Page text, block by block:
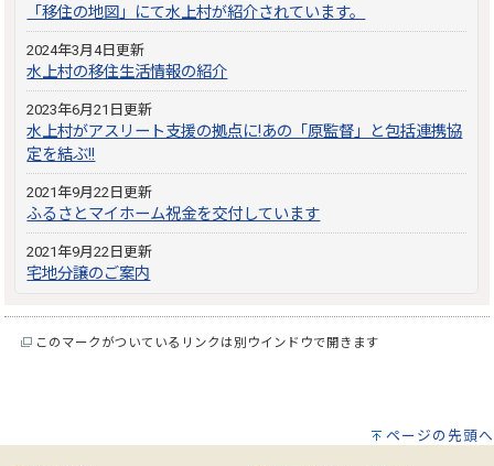
「移住の地図」にて水上村が紹介されています。
2024年3月4日更新
水上村の移住生活情報の紹介
2023年6月21日更新
水上村がアスリート支援の拠点に!あの「原監督」と包括連携協
定を結ぶ!!
2021年9月22日更新
ふるさとマイホーム祝金を交付しています
2021年9月22日更新
宅地分譲のご案内
このマークがついているリンクは別ウインドウで開きます
ページの先頭へ